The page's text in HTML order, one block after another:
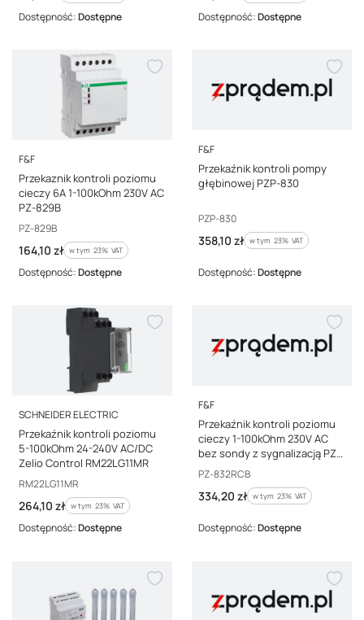
Dostępność:Dostępne Dostępność:Dostępne
PRODUCENT
F&F
Przekaznik kontroli poziomu
cieczy 6A 1-100kOhm 230V AC
PZ-829B
Kod producenta
PZ-829B
Cena brutto
164,10 zł w tym %s VAT
w tym 23% VAT
Dostępność:Dostępne
PRODUCENT
F&F
Przekaźnik kontroli pompy
głębinowej PZP-830
Kod producenta
PZP-830
Cena brutto
358,10 zł w tym %s VAT
w tym 23% VAT
Dostępność:Dostępne
PRODUCENT
SCHNEIDER ELECTRIC
Przekaźnik kontroli poziomu
5-100kOhm 24-240V AC/DC
Zelio Control RM22LG11MR
Kod producenta
RM22LG11MR
Cena brutto
264,10 zł w tym %s VAT
w tym 23% VAT
Dostępność:Dostępne
PRODUCENT
F&F
Przekaźnik kontroli poziomu
cieczy 1-100kOhm 230V AC
bez sondy z sygnalizacją PZ-
832RCB
Kod producenta
PZ-832RCB
Cena brutto
334,20 zł w tym %s VAT
w tym 23% VAT
Dostępność:Dostępne